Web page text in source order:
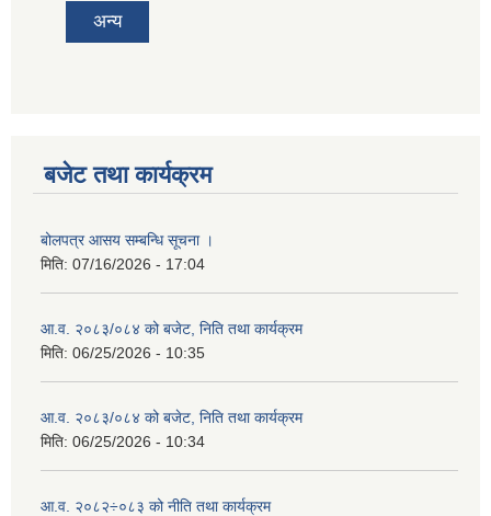
अन्य
बजेट तथा कार्यक्रम
बोलपत्र आसय सम्बन्धि सूचना ।
मिति: 07/16/2026 - 17:04
आ.व. २०८३/०८४ को बजेट, निति तथा कार्यक्रम
मिति: 06/25/2026 - 10:35
आ.व. २०८३/०८४ को बजेट, निति तथा कार्यक्रम
मिति: 06/25/2026 - 10:34
आ.व. २०८२÷०८३ को नीति तथा कार्यक्रम